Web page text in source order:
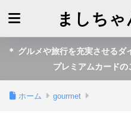
ましち
＊ グルメや旅行を充実させるダ
プレミアムカードの
ホーム gourmet